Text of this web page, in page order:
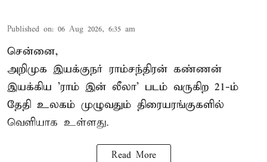
Published on: 06 Aug 2026, 6:35 am
சென்னை,
அறிமுக இயக்குநர் ராம்சந்திரன் கண்ணன்
இயக்கிய 'ராம் இன் லீலா' படம் வருகிற 21-ம்
தேதி உலகம் முழுவதும் திரையரங்குகளில்
வெளியாக உள்ளது.
Read More